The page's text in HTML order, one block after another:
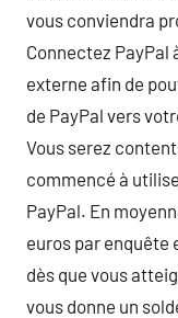
vous conviendra
Connectez PayPal
externe afin de
de PayPal vers
Vous serez
commencé à
PayPal. En
euros par enquête
dès que vous
vous donne un